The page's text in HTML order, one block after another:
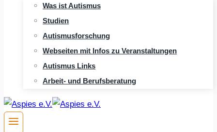
Was ist Autismus
Studien
Autismusforschung
Webseiten mit Infos zu Veranstaltungen
Autismus Links
Arbeit- und Berufsberatung